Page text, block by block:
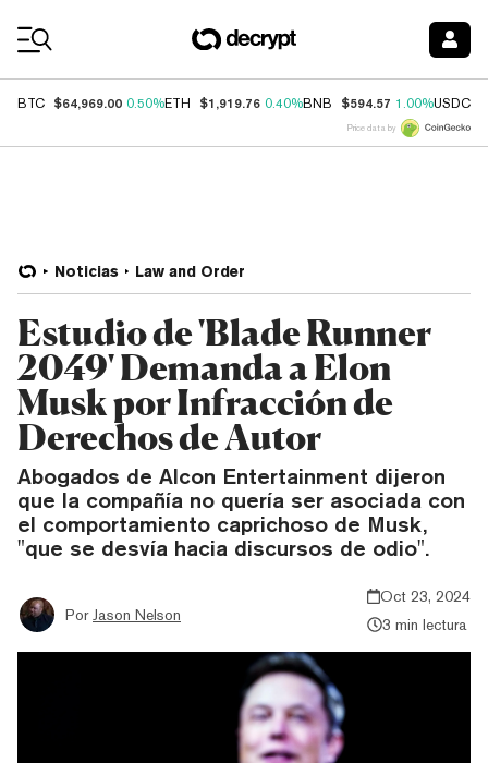
BTC $64,969.00 0.50%ETH $1,919.76 0.40%BNB $594.57 1.00%USDC
Price data by
Noticias Law and Order
Estudio de 'Blade Runner
2049' Demanda a Elon
Musk por Infracción de
Derechos de Autor
Abogados de Alcon Entertainment dijeron
que la compañía no quería ser asociada con
el comportamiento caprichoso de Musk,
"que se desvía hacia discursos de odio".
Por Jason Nelson
Oct 23, 2024
3 min lectura